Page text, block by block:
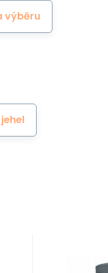
výběru
AriadnaEAN: